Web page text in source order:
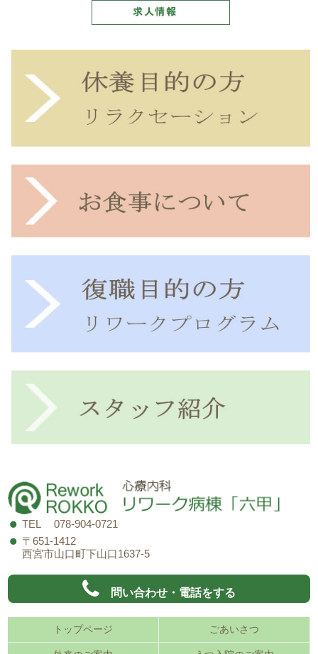
TEL 078-904-0721
〒651-1412
西宮市山口町下山口1637-5
問い合わせ・電話をする
トップページ ごあいさつ